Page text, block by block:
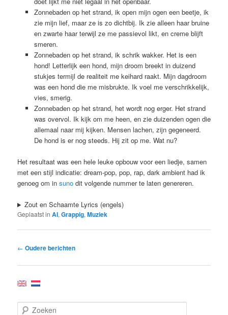
Zonnebaden op het strand, ik open mijn ogen een beetje, ik
zie mijn lief, maar ze is zo dichtbij. Ik zie alleen haar bruine
en zwarte haar terwijl ze me passievol likt, en creme blijft
smeren.
Zonnebaden op het strand, ik schrik wakker. Het is een
hond! Letterlijk een hond, mijn droom breekt in duizend
stukjes termijl de realiteit me keihard raakt. Mijn dagdroom
was een hond die me misbrukte. Ik voel me verschrikkelijk,
vies, smerig.
Zonnebaden op het strand, het wordt nog erger. Het strand
was overvol. Ik kijk om me heen, en zie duizenden ogen die
allemaal naar mij kijken. Mensen lachen, zijn gegeneerd.
De hond is er nog steeds. Hij zit op me. Wat nu?
Het resultaat was een hele leuke opbouw voor een liedje, samen
met een stijl indicatie: dream-pop, pop, rap, dark ambient had ik
genoeg om insuno dit volgende nummer te laten genereren.
Zout en Schaamte Lyrics (engels)
Geplaatst in AI,Grappig,Muziek
Bericht
← Oudere berichten